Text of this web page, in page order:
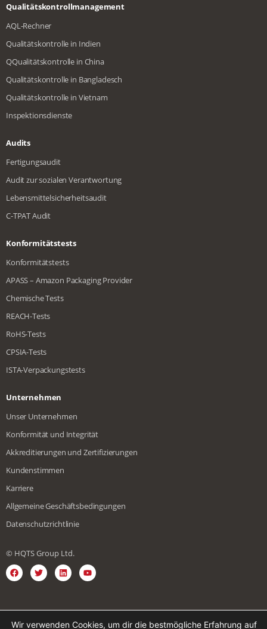
Qualitätskontrollmanagement
AQL-Rechner
Qualitätskontrolle in Indien
QQualitätskontrolle in China
Qualitätskontrolle in Bangladesch
Qualitätskontrolle in Vietnam
Inspektionsdienste
Audits
Fertigungsaudit
Audit zur sozialen Verantwortung
Lebensmittelsicherheitsaudit
C-TPAT Audit
Konformitätstests
Konformitätstests
APASS – Amazon Packaging Provider
Chemische Tests
REACH-Tests
RoHS-Tests
CPSIA-Tests
ISTA-Verpackungstests
Unternehmen
Unser Unternehmen
Konformität und Integrität
Akkreditierungen und Zertifizierungen
Kundenstimmen
Karriere
Allgemeine Geschäftsbedingungen
Datenschutzrichtlinie
© HQTS Group Ltd.
Wir verwenden Cookies, um dir die bestmögliche Erfahrung auf